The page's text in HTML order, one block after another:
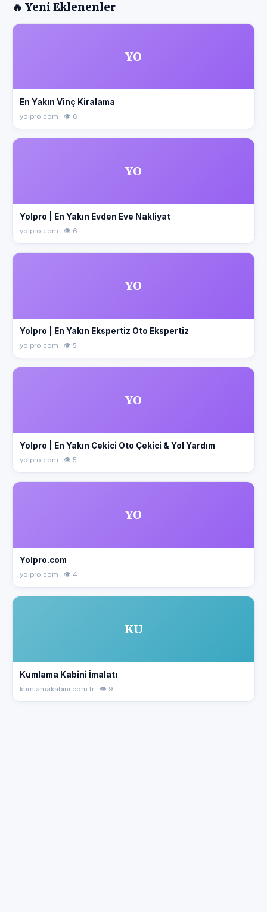
🔥 Yeni Eklenenler
YO
En Yakın Vinç Kiralama
yolpro.com · 👁 6
YO
Yolpro | En Yakın Evden Eve Nakliyat
yolpro.com · 👁 6
YO
Yolpro | En Yakın Ekspertiz Oto Ekspertiz
yolpro.com · 👁 5
YO
Yolpro | En Yakın Çekici Oto Çekici & Yol Yardım
yolpro.com · 👁 5
YO
Yolpro.com
yolpro.com · 👁 4
KU
Kumlama Kabini İmalatı
kumlamakabini.com.tr · 👁 9